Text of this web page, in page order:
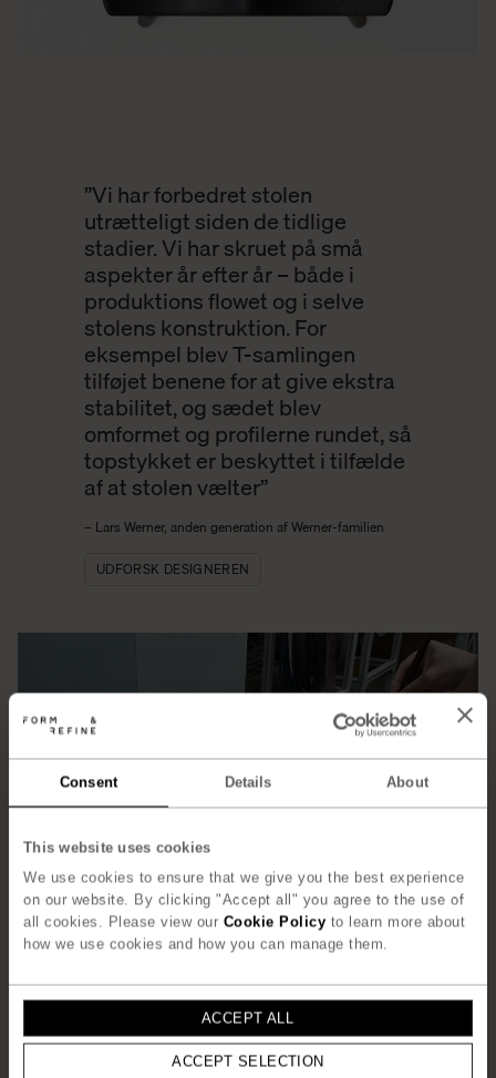
Consent Details About
This website uses cookies
We use cookies to ensure that we give you the best experience
on our website. By clicking "Accept all" you agree to the use of
all cookies. Please view our Cookie Policy to learn more about
how we use cookies and how you can manage them.
ACCEPT ALL
ACCEPT SELECTION
”Vi har forbedret stolen
utrætteligt siden de tidlige
stadier. Vi har skruet på små
aspekter år efter år – både i
produktions flowet og i selve
stolens konstruktion. For
eksempel blev T-samlingen
tilføjet benene for at give ekstra
stabilitet, og sædet blev
omformet og profilerne rundet, så
topstykket er beskyttet i tilfælde
af at stolen vælter”
– Lars Werner, anden generation af Werner-familien
UDFORSK DESIGNEREN